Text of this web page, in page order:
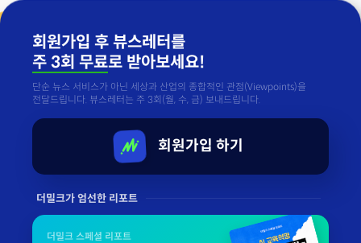
회원가입 후 뷰스레터를
주 3회 무료로 받아보세요!
단순 뉴스 서비스가 아닌 세상과 산업의 종합적인 관점(Viewpoints)을
전달드립니다. 뷰스레터는 주 3회(월, 수, 금) 보내드립니다.
회원가입 하기
더밀크가 엄선한 리포트
더밀크 스페셜 리포트